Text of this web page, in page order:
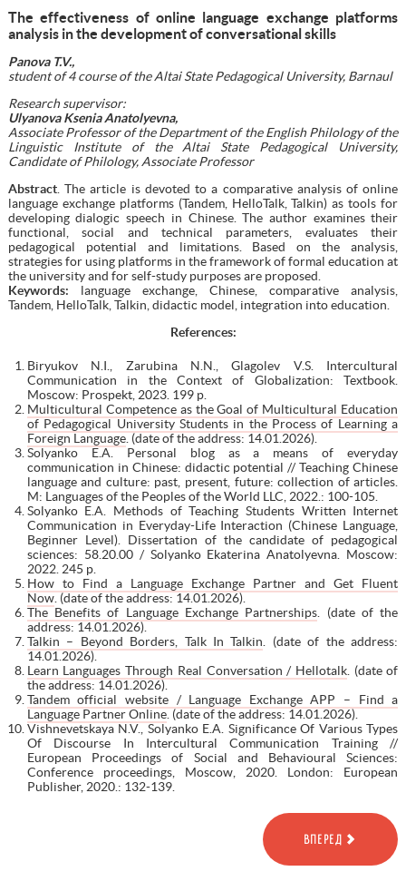
The effectiveness of online language exchange platforms
analysis in the development of conversational skills
Panova T.V.,
studentof 4 course of the Altai State Pedagogical University, Barnaul
Research supervisor:
Ulyanova Ksenia Anatolyevna,
Associate Professor of the Department of the English Philology of the
Linguistic Institute of the Altai State Pedagogical University,
Candidate of Philology, Associate Professor
Abstract. The article is devoted to a comparative analysis of online
language exchange platforms (Tandem, HelloTalk, Talkin) as tools for
developing dialogic speech in Chinese. The author examines their
functional, social and technical parameters, evaluates their
pedagogical potential and limitations. Based on the analysis,
strategies for using platforms in the framework of formal education at
the university and for self-study purposes are proposed.
Keywords: language exchange, Chinese, comparative analysis,
Tandem, HelloTalk, Talkin, didactic model, integration into education.
References:
Biryukov N.I., Zarubina N.N., Glagolev V.S. Intercultural
Communication in the Context of Globalization: Textbook.
Moscow: Prospekt, 2023. 199 p.
Multicultural Competence as the Goal of Multicultural Education
of Pedagogical University Students in the Process of Learning a
Foreign Language. (date of the address: 14.01.2026).
Solyanko E.A. Personal blog as a means of everyday
communication in Chinese: didactic potential // Teaching Chinese
language and culture: past, present, future: сollection of articles.
M: Languages of the Peoples of the World LLC, 2022.: 100-105.
Solyanko E.A. Methods of Teaching Students Written Internet
Communication in Everyday-Life Interaction (Chinese Language,
Beginner Level). Dissertation of the candidate of pedagogical
sciences: 58.20.00 / Solyanko Ekaterina Anatolyevna. Moscow:
2022. 245 p.
How to Find a Language Exchange Partner and Get Fluent
Now. (date of the address: 14.01.2026).
The Benefits of Language Exchange Partnerships . (date of the
address: 14.01.2026).
Talkin – Beyond Borders, Talk In Talkin . (date of the address:
14.01.2026).
Learn Languages Through Real Conversation / Hellotalk. (date of
the address: 14.01.2026).
Tandem official website / Language Exchange APP – Find a
Language Partner Online. (date of the address: 14.01.2026).
Vishnevetskaya N.V., Solyanko E.A. Significance Of Various Types
Of Discourse In Intercultural Communication Training //
European Proceedings of Social and Behavioural Sciences:
Conference proceedings, Moscow, 2020. London: European
Publisher, 2020.: 132-139.
ВПЕРЕД